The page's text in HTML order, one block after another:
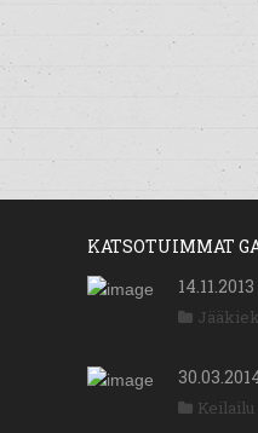
KATSOTUIMMAT
Keilailu